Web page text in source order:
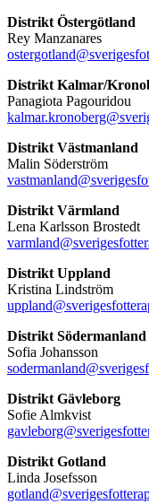
Distrikt Östergötland
Rey Manzanares
Distrikt Kalmar/
Panagiota Pagouridou
Distrikt Västmanland
Malin Söderström
Distrikt Värmland
Lena Karlsson Brostedt
Distrikt Uppland
Kristina Lindström
Distrikt Södermanland
Sofia Johansson
Distrikt Gävleborg
Sofie Almkvist
Distrikt Gotland
Linda Josefsson